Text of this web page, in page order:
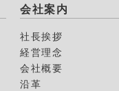
会社案内
社長挨拶
経営理念
会社概要
沿革